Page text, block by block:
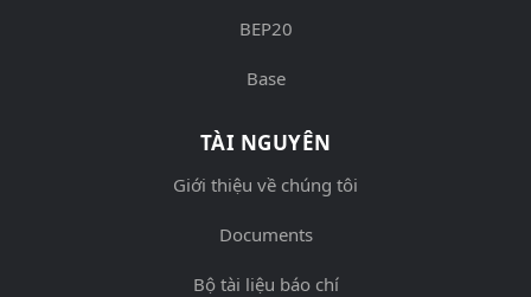
BEP20
Base
TÀI NGUYÊN
Giới thiệu về chúng tôi
Documents
Bộ tài liệu báo chí